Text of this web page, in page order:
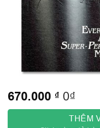
670.000 ₫ 0₫
THÊM